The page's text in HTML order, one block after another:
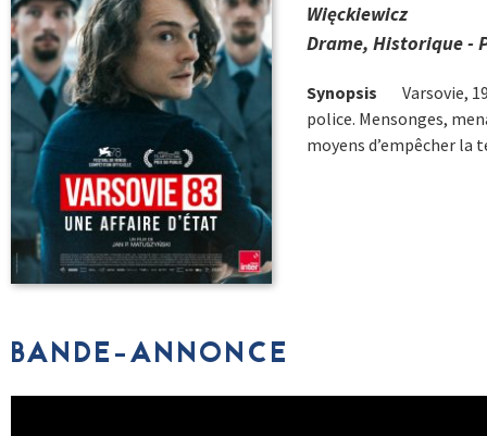
Więckiewicz
Drame, Historique -
Synopsis
Varsovie,
police. Mensonges,
moyens d’empêcher la
BANDE-ANNONCE